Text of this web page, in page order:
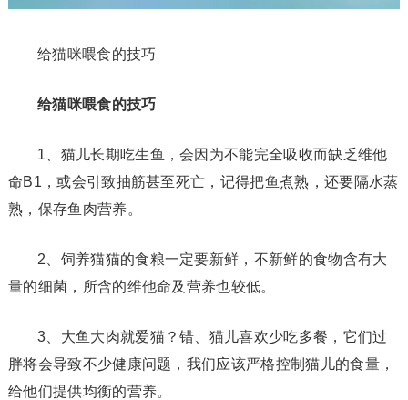
给猫咪喂食的技巧
给猫咪喂食的技巧
1、猫儿长期吃生鱼，会因为不能完全吸收而缺乏维他
命B1，或会引致抽筋甚至死亡，记得把鱼煮熟，还要隔水蒸
熟，保存鱼肉营养。
2、饲养猫猫的食粮一定要新鲜，不新鲜的食物含有大
量的细菌，所含的维他命及营养也较低。
3、大鱼大肉就爱猫？错、猫儿喜欢少吃多餐，它们过
胖将会导致不少健康问题，我们应该严格控制猫儿的食量，
给他们提供均衡的营养。